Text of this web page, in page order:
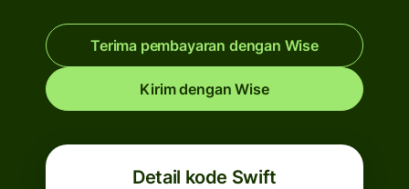
Terima pembayaran dengan Wise
Kirim dengan Wise
Detail kode Swift